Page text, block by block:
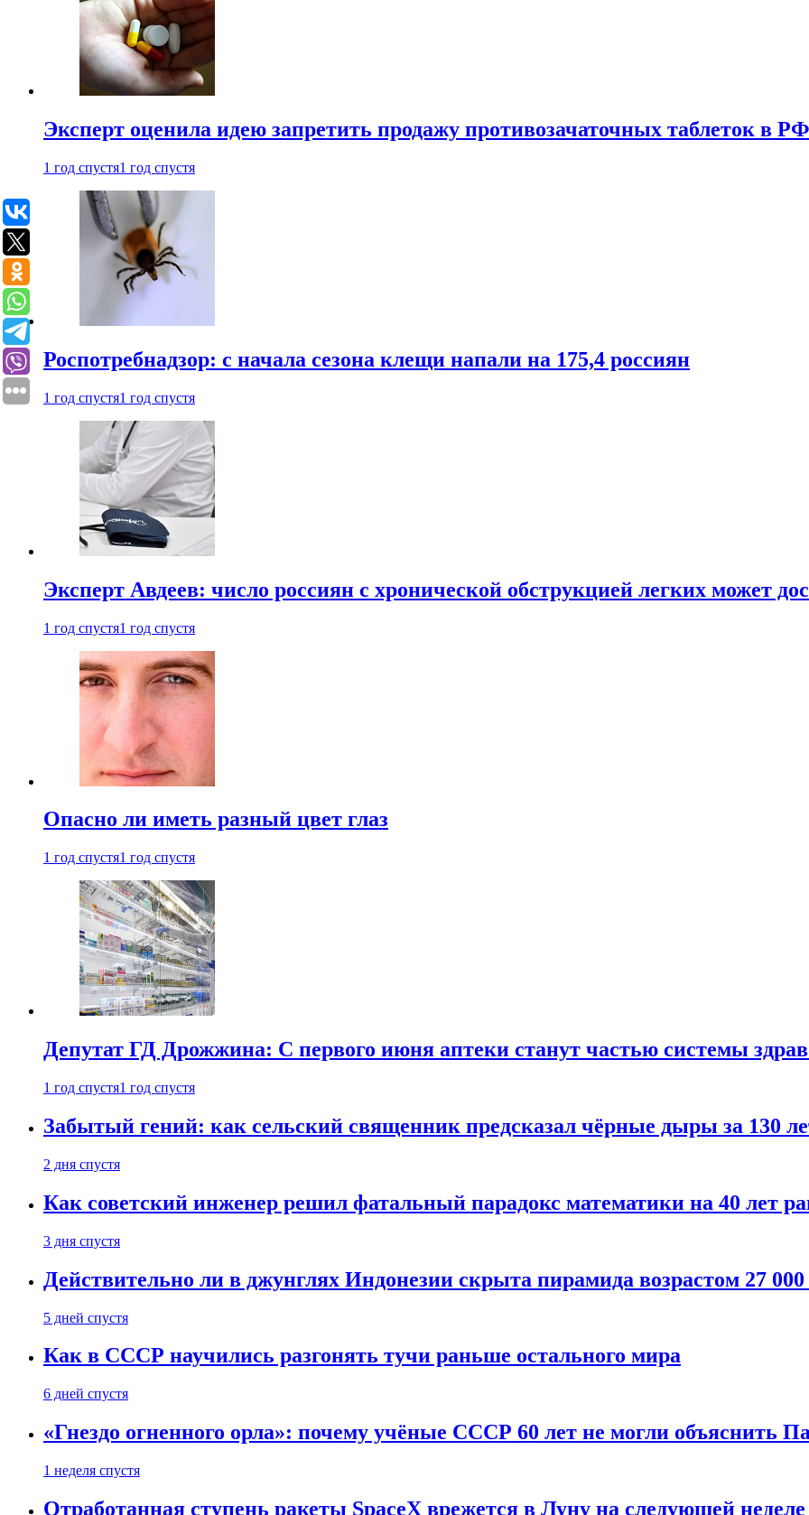
Эксперт оценила идею запретить продажу противозачаточных таблеток в РФ
1 год спустя1 год спустя
Роспотребнадзор: с начала сезона клещи напали на 175,4 россиян
1 год спустя1 год спустя
Эксперт Авдеев: число россиян с хронической обструкцией легких может
1 год спустя1 год спустя
Опасно ли иметь разный цвет глаз
1 год спустя1 год спустя
Депутат ГД Дрожжина: С первого июня аптеки станут частью системы
1 год спустя1 год спустя
Забытый гений: как сельский священник предсказал чёрные дыры за 130
2 дня спустя
Как советский инженер решил фатальный парадокс математики на 40 лет
3 дня спустя
Действительно ли в джунглях Индонезии скрыта пирамида возрастом 27 000
5 дней спустя
Как в СССР научились разгонять тучи раньше остального мира
6 дней спустя
«Гнездо огненного орла»: почему учёные СССР 60 лет не могли объяснить
1 неделя спустя
Отработанная ступень ракеты SpaceX врежется в Луну на следующей неделе